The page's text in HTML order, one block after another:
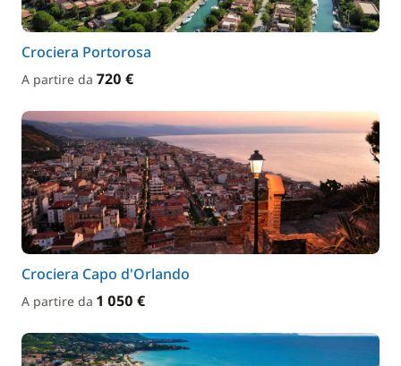
Crociera Portorosa
A partire da 720 €
Crociera Capo d'Orlando
A partire da 1 050 €